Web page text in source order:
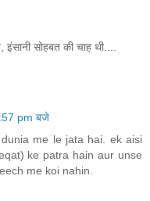
सोहबत की चाह थी....
pm बजे
me le jata hai. ek aisi
ke patra hain aur unse
me koi nahin.